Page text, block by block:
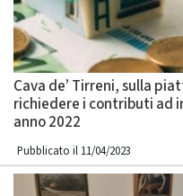
Cava de’ Tirreni, sulla
richiedere i contributi ad
anno 2022
Pubblicato il 11/04/2023